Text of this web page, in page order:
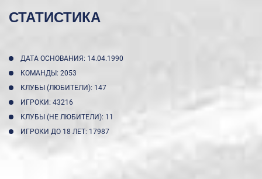
СТАТИСТИКА
ДАТА ОСНОВАНИЯ: 14.04.1990
КОМАНДЫ: 2053
КЛУБЫ (ЛЮБИТЕЛИ): 147
ИГРОКИ: 43216
КЛУБЫ (НЕ ЛЮБИТЕЛИ): 11
ИГРОКИ ДО 18 ЛЕТ: 17987